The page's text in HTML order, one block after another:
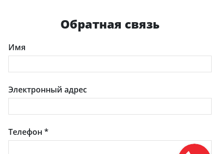
Обратная связь
Имя
Электронный адрес
Телефон*